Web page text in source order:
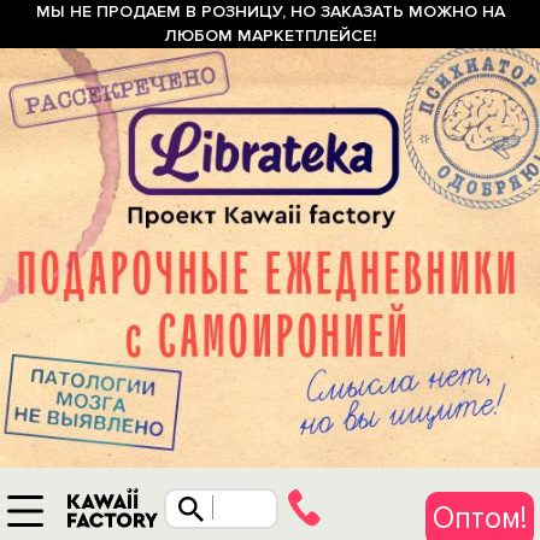
МЫ НЕ ПРОДАЕМ В РОЗНИЦУ, НО ЗАКАЗАТЬ МОЖНО НА
ЛЮБОМ МАРКЕТПЛЕЙСЕ!
Оптом!